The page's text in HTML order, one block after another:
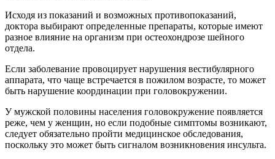
Исходя из показаний и возможных противопоказаний,
доктора выбирают определенные препараты, которые имеют
разное влияние на организм при остеохондрозе шейного
отдела.
Если заболевание провоцирует нарушения вестибулярного
аппарата, что чаще встречается в пожилом возрасте, то может
быть нарушение координации при головокружении.
У мужской половины населения головокружение появляется
реже, чем у женщин, но если подобные симптомы возникают,
следует обязательно пройти медицинское обследования,
поскольку это может быть сигналом возникновения инсульта.